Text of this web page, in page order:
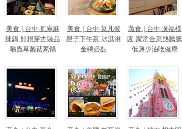
美食 | 台中‧瓦庫麻
辣鍋 好想穿古裝品
嚐蟲草菌菇素鍋
美食 | 台中‧莫凡彼
親子下午茶 冰淇淋
金磚必點
蔬食 | 台中‧廣福樸
園 家常合菜熱騰騰
低鹽少油吃健康